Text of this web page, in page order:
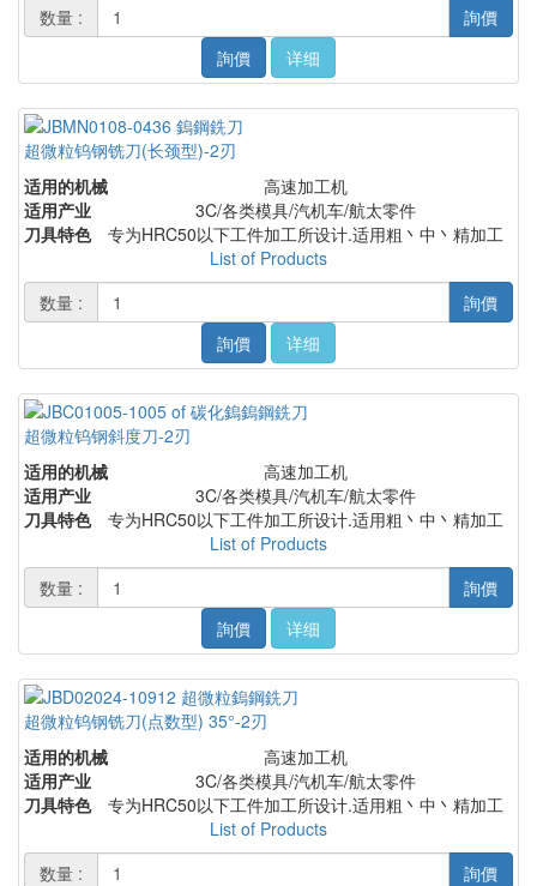
数量 :
詢價
詢價
详细
超微粒钨钢铣刀(长颈型)-2刃
适用的机械
高速加工机
适用产业
3C/各类模具/汽机车/航太零件
刀具特色
专为HRC50以下工件加工所设计.适用粗丶中丶精加工
List of Products
数量 :
詢價
詢價
详细
超微粒钨钢斜度刀-2刃
适用的机械
高速加工机
适用产业
3C/各类模具/汽机车/航太零件
刀具特色
专为HRC50以下工件加工所设计.适用粗丶中丶精加工
List of Products
数量 :
詢價
詢價
详细
超微粒钨钢铣刀(点数型) 35°-2刃
适用的机械
高速加工机
适用产业
3C/各类模具/汽机车/航太零件
刀具特色
专为HRC50以下工件加工所设计.适用粗丶中丶精加工
List of Products
数量 :
詢價